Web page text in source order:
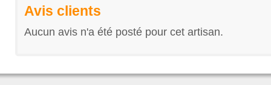
Avis clients
Aucun avis n'a été posté pour cet artisan.